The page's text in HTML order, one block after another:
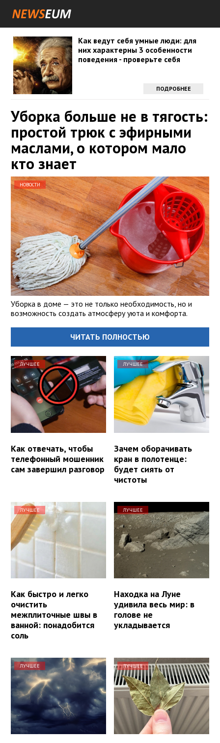
Как ведут себя умные люди: для
них характерны 3 особенности
поведения - проверьте себя
ПОДРОБНЕЕ
Уборка больше не в тягость:
простой трюк с эфирными
маслами, о котором мало
кто знает
НОВОСТИ
Уборка в доме — это не только необходимость, но и
возможность создать атмосферу уюта и комфорта.
ЧИТАТЬ ПОЛНОСТЬЮ
ЛУЧШЕЕ
Как отвечать, чтобы
телефонный мошенник
сам завершил разговор
ЛУЧШЕЕ
Зачем оборачивать
кран в полотенце:
будет сиять от
чистоты
ЛУЧШЕЕ
Как быстро и легко
очистить
межплиточные швы в
ванной: понадобится
соль
ЛУЧШЕЕ
Находка на Луне
удивила весь мир: в
голове не
укладывается
ЛУЧШЕЕ ЛУЧШЕЕ